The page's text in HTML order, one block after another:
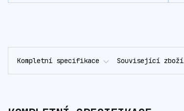
Kompletní specifikace Související zboží